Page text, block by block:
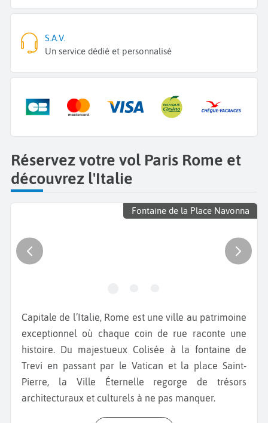
S.A.V.
Un service dédié et personnalisé
Réservez votre vol Paris Rome et
découvrez l'Italie
Fontaine de la Place Navonna
Capitale de l’Italie, Rome est une ville au patrimoine
exceptionnel où chaque coin de rue raconte une
histoire. Du majestueux Colisée à la fontaine de
Trevi en passant par le Vatican et la place Saint-
Pierre, la Ville Éternelle regorge de trésors
architecturaux et culturels à ne pas manquer.